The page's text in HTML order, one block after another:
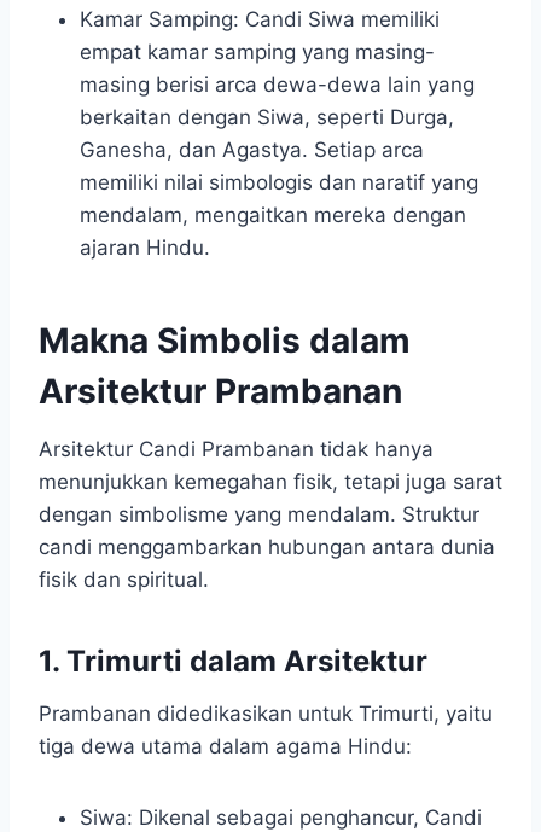
Kamar Samping: Candi Siwa memiliki
empat kamar samping yang masing-
masing berisi arca dewa-dewa lain yang
berkaitan dengan Siwa, seperti Durga,
Ganesha, dan Agastya. Setiap arca
memiliki nilai simbologis dan naratif yang
mendalam, mengaitkan mereka dengan
ajaran Hindu.
Makna Simbolis dalam
Arsitektur Prambanan
Arsitektur Candi Prambanan tidak hanya
menunjukkan kemegahan fisik, tetapi juga sarat
dengan simbolisme yang mendalam. Struktur
candi menggambarkan hubungan antara dunia
fisik dan spiritual.
1. Trimurti dalam Arsitektur
Prambanan didedikasikan untuk Trimurti, yaitu
tiga dewa utama dalam agama Hindu:
Siwa: Dikenal sebagai penghancur, Candi